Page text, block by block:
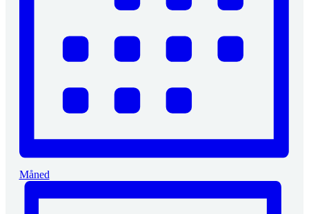
Måned